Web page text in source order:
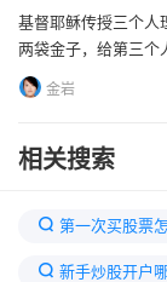
基督耶稣传授三个人
两袋金子，给第三个
金岩
相关搜索
第一次买股票
新手炒股开户